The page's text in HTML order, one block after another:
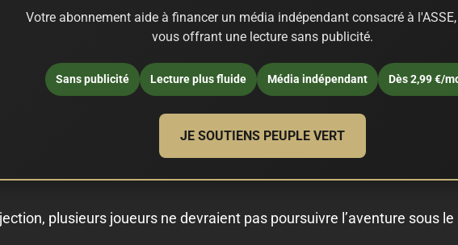
Votre abonnement aide à financer un média indépendant consacré à
vous offrant une lecture sans publicité.
Sans publicité Lecture plus fluide Média indépendant Dès 2,99 €/
JE SOUTIENS PEUPLE VERT
plusieurs joueurs ne devraient pas poursuivre l’aventure sous